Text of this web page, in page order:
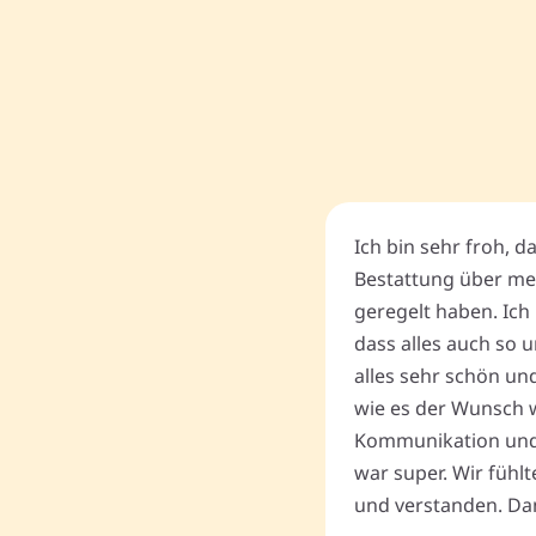
Ich bin sehr froh,
Bestattung über
geregelt haben.
dass alles auch so
alles sehr schön
wie es der Wunsch
Kommunikation
war super. Wir
und verstanden.